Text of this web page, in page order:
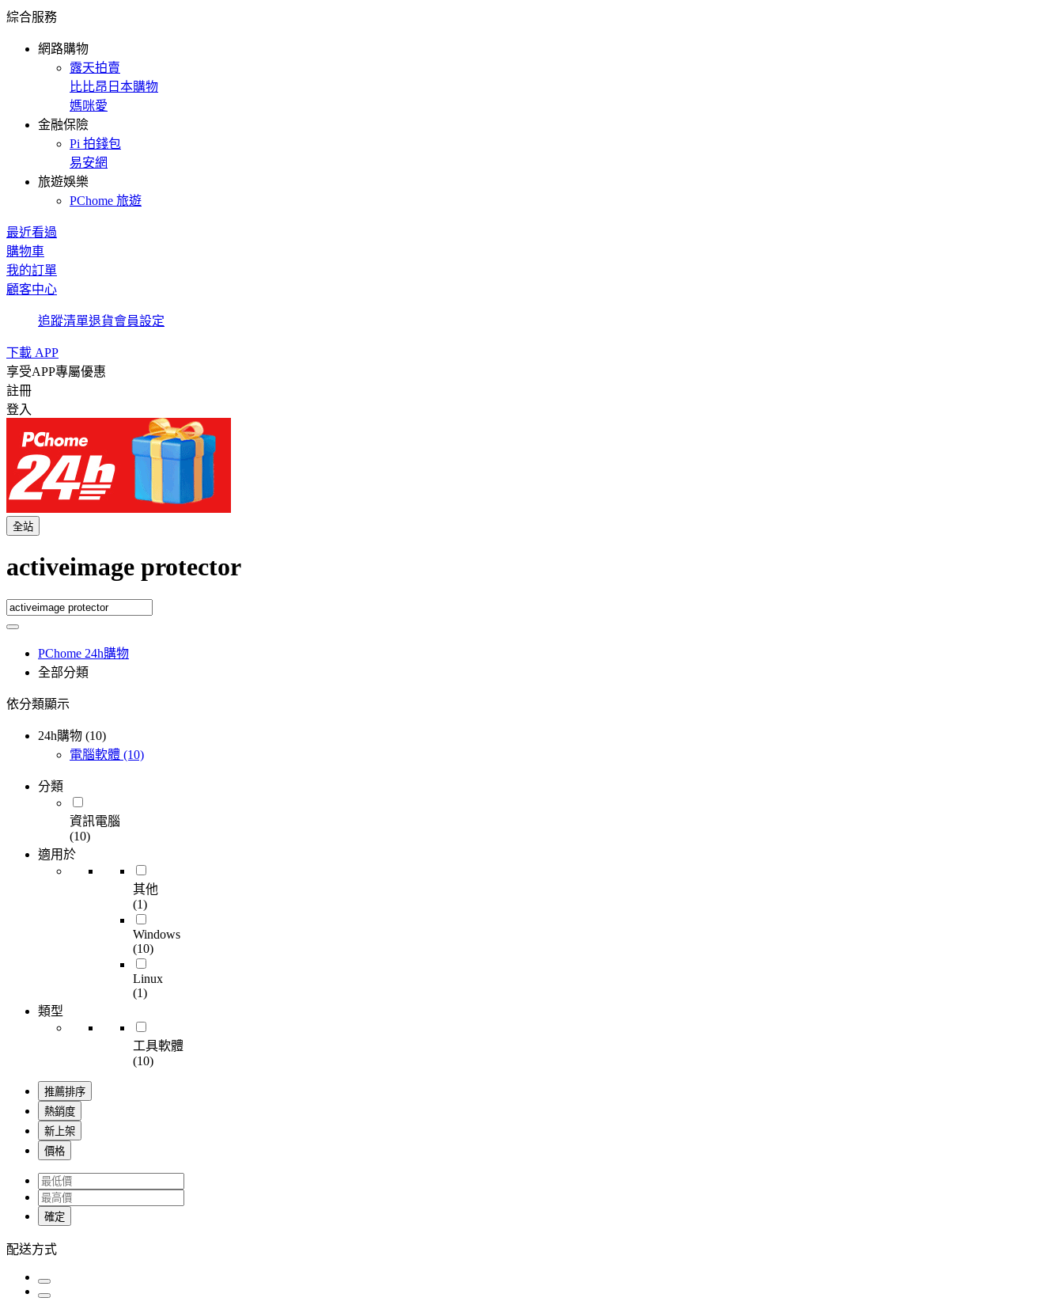
綜合服務
網路購物
露天拍賣
比比昂日本購物
媽咪愛
金融保險
Pi 拍錢包
易安網
旅遊娛樂
PChome 旅遊
最近看過
購物車
我的訂單
顧客中心
追蹤清單退貨會員設定
下載 APP
享受APP專屬優惠
註冊
登入
全站
activeimage protector
PChome 24h購物
全部分類
依分類顯示
24h購物 (10)
電腦軟體 (10)
分類
資訊電腦
(10)
適用於
其他
(1)
Windows
(10)
Linux
(1)
類型
工具軟體
(10)
推薦排序
熱銷度
新上架
價格
確定
配送方式